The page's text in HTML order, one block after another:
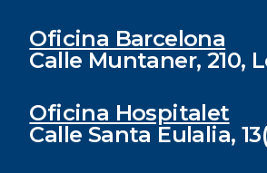
Oficina Barcelona
Calle Muntaner, 210,
Oficina Hospitalet
Calle Santa Eulalia,